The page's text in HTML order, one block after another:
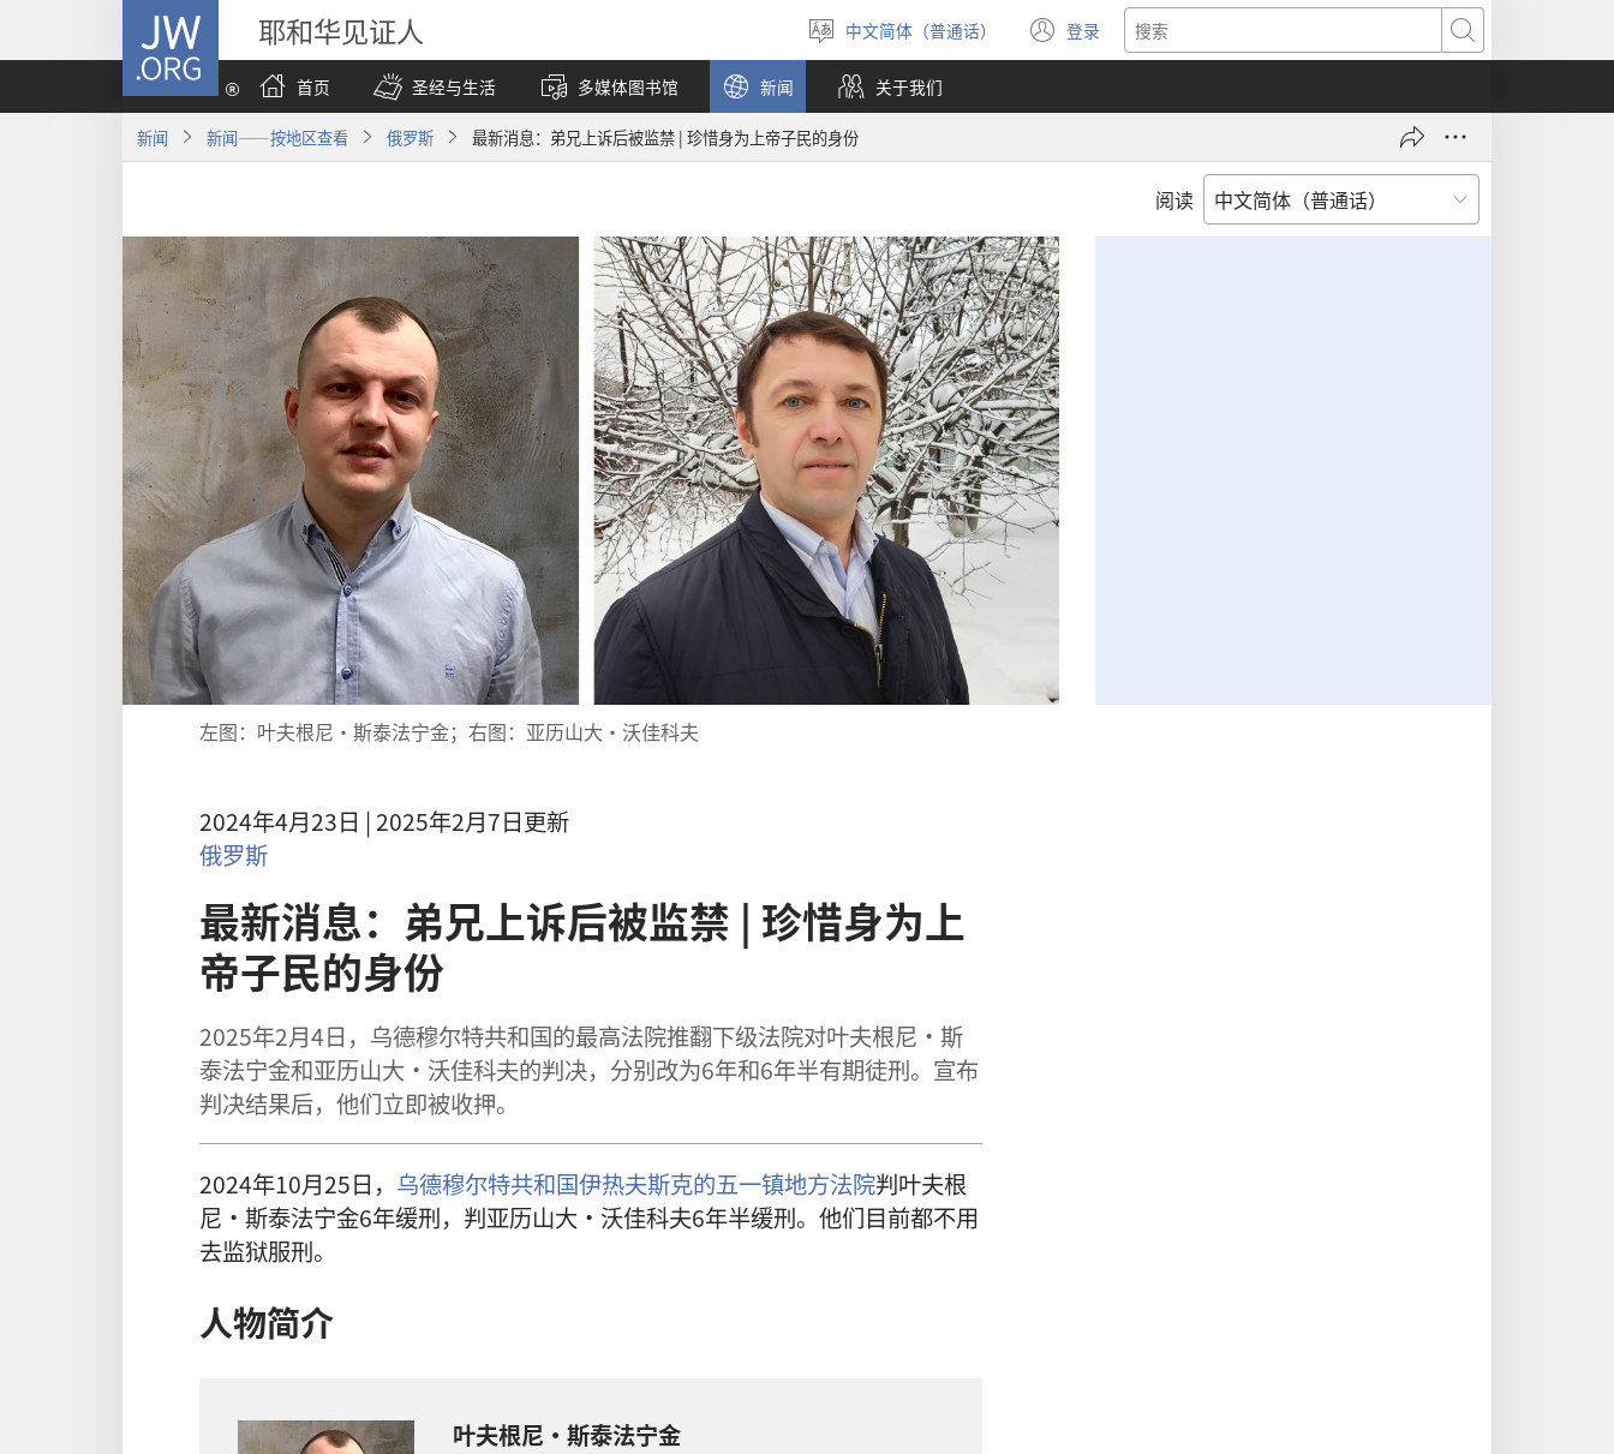
JW.ORG 耶和华见证人
选
择
语
言
中文简体（普通话） 登录
（打
开
窗
搜
索
首页
圣经与生活 多媒体图书馆 新闻 关于我们
新闻 新闻——按地区查看 俄罗斯 最新消息：弟兄上诉后被监禁 | 珍惜身为上帝子民的身份
阅读
左图：叶夫根尼·斯泰法宁金；右图：亚历山大·沃佳科夫
2024年4月23日 | 2025年2月7日更新
俄罗斯
最新消息：弟兄上诉后被监禁 | 珍惜身为上
帝子民的身份
2025年2月4日，乌德穆尔特共和国的最高法院推翻下级法院对叶夫根尼·斯
泰法宁金和亚历山大·沃佳科夫的判决，分别改为6年和6年半有期徒刑。宣布
判决结果后，他们立即被收押。
2024年10月25日， 乌德穆尔特共和国伊热夫斯克的五一镇地方法院判叶夫根
尼·斯泰法宁金6年缓刑，判亚历山大·沃佳科夫6年半缓刑。他们目前都不用
去监狱服刑。
人物简介
叶夫根尼·斯泰法宁金